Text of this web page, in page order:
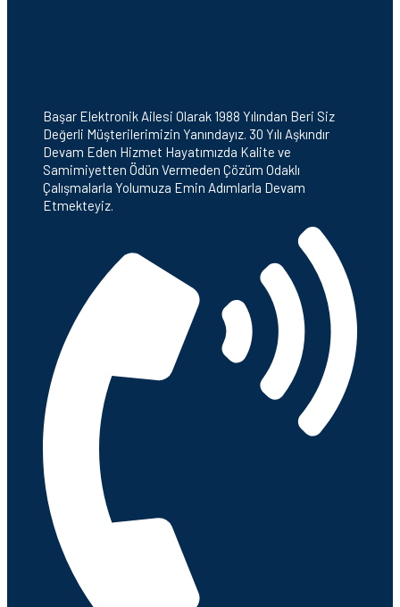
Başar Elektronik Ailesi Olarak 1988 Yılından Beri Siz
Değerli Müşterilerimizin Yanındayız. 30 Yılı Aşkındır
Devam Eden Hizmet Hayatımızda Kalite ve
Samimiyetten Ödün Vermeden Çözüm Odaklı
Çalışmalarla Yolumuza Emin Adımlarla Devam
Etmekteyiz.